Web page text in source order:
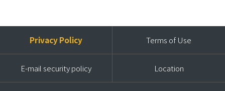
Privacy Policy Terms of Use
E-mail security policy Location